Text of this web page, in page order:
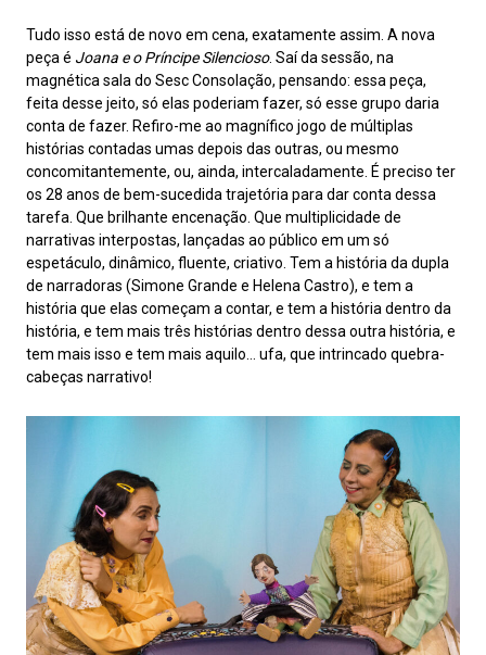
Tudo isso está de novo em cena, exatamente assim. A nova
peça é Joana e o Príncipe Silencioso. Saí da sessão, na
magnética sala do Sesc Consolação, pensando: essa peça,
feita desse jeito, só elas poderiam fazer, só esse grupo daria
conta de fazer. Refiro-me ao magnífico jogo de múltiplas
histórias contadas umas depois das outras, ou mesmo
concomitantemente, ou, ainda, intercaladamente. É preciso ter
os 28 anos de bem-sucedida trajetória para dar conta dessa
tarefa. Que brilhante encenação. Que multiplicidade de
narrativas interpostas, lançadas ao público em um só
espetáculo, dinâmico, fluente, criativo. Tem a história da dupla
de narradoras (Simone Grande e Helena Castro), e tem a
história que elas começam a contar, e tem a história dentro da
história, e tem mais três histórias dentro dessa outra história, e
tem mais isso e tem mais aquilo… ufa, que intrincado quebra-
cabeças narrativo!